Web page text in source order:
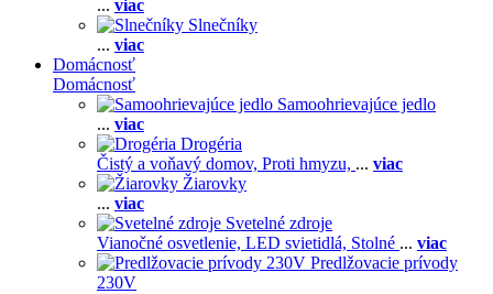
... viac
Slnečníky
... viac
Domácnosť
Domácnosť
Samoohrievajúce jedlo
... viac
Drogéria
Čistý a voňavý domov, Proti hmyzu, ... viac
Žiarovky
... viac
Svetelné zdroje
Vianočné osvetlenie, LED svietidlá, Stolné ... viac
Predlžovacie prívody
230V